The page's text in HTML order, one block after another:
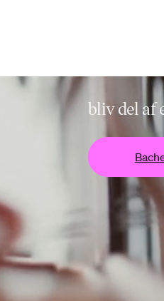
bliv del af
Bacheloruddannelsen